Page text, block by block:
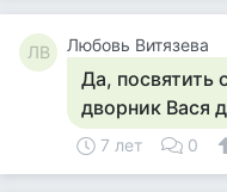
ЛВ Любовь Витязева
Да, посвятить
дворник Вася
7 лет 0